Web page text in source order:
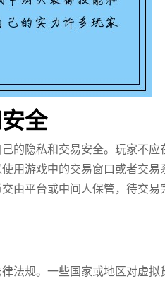
全
的隐私和交易安全。玩家不
用游戏中的交易窗口或者交
由平台或中间人保管，待交
法规。一些国家或地区对虚拟